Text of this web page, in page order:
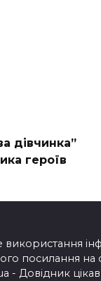
дівчинка”
героїв
посилання на
- Довідник